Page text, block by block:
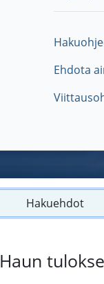
Ehdota
Hakuehdot
Haun